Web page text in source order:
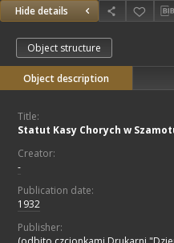
Hide details
Object structure
Object description
Title:
Statut Kasy Chorych w
Creator:
-
Publication date:
1932
Publisher: